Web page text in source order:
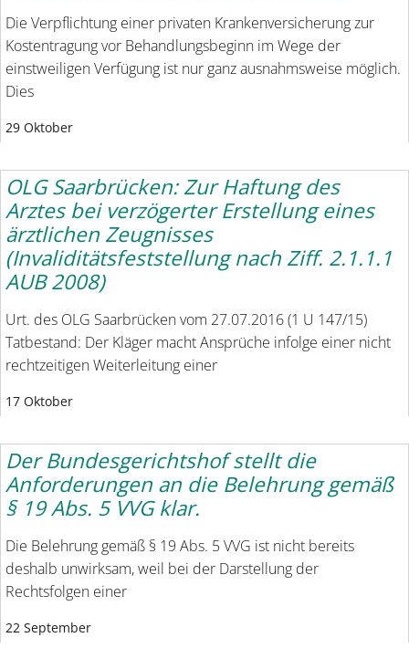
Die Verpflichtung einer privaten Krankenversicherung zur
Kostentragung vor Behandlungsbeginn im Wege der
einstweiligen Verfügung ist nur ganz ausnahmsweise möglich.
Dies
29 Oktober
OLG Saarbrücken: Zur Haftung des
Arztes bei verzögerter Erstellung eines
ärztlichen Zeugnisses
(Invaliditätsfeststellung nach Ziff. 2.1.1.1
AUB 2008)
Urt. des OLG Saarbrücken vom 27.07.2016 (1 U 147/15)
Tatbestand: Der Kläger macht Ansprüche infolge einer nicht
rechtzeitigen Weiterleitung einer
17 Oktober
Der Bundesgerichtshof stellt die
Anforderungen an die Belehrung gemäß
§ 19 Abs. 5 VVG klar.
Die Belehrung gemäß § 19 Abs. 5 VVG ist nicht bereits
deshalb unwirksam, weil bei der Darstellung der
Rechtsfolgen einer
22 September